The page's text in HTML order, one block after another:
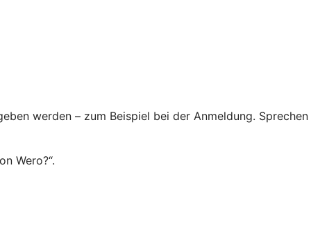
werden – zum Beispiel bei der Anmeldung. Sprechen
Wero?“.